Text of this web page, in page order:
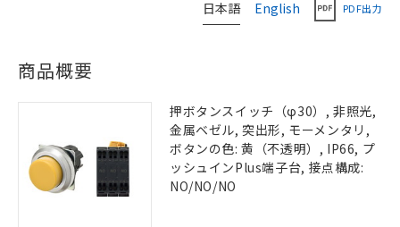
日本語 English PDF出力
商品概要
押ボタンスイッチ（φ30）, 非照光,
金属ベゼル, 突出形, モーメンタリ,
ボタンの色: 黄（不透明）, IP66, プ
ッシュインPlus端子台, 接点構成:
NO/NO/NO